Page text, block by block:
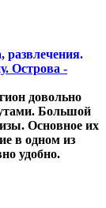
Острова -
довольно
Большой
Основное их
в одном из
удобно.